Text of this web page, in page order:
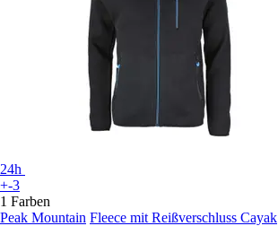
24h
+-3
1 Farben
Peak Mountain Fleece mit Reißverschluss Cayak